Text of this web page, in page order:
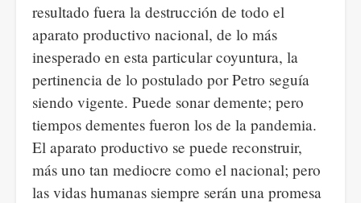
resultado fuera la destrucción de todo el
aparato productivo nacional, de lo más
inesperado en esta particular coyuntura, la
pertinencia de lo postulado por Petro seguía
siendo vigente. Puede sonar demente; pero
tiempos dementes fueron los de la pandemia.
El aparato productivo se puede reconstruir,
más uno tan mediocre como el nacional; pero
las vidas humanas siempre serán una promesa